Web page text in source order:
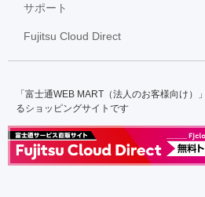
サポート
Fujitsu Cloud Direct
「富士通WEB MART（法人のお客様向け
るショッピングサイトです